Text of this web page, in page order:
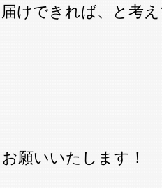
けできれば、と考
願いいたします！